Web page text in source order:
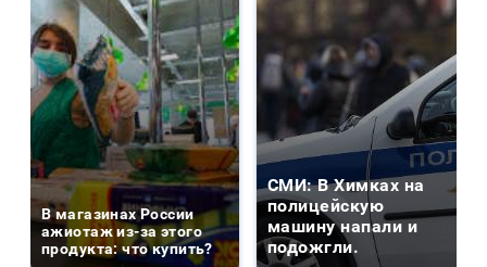
В магазинах России
ажиотаж из-за этого
продукта: что купить?
СМИ: В Химках на
полицейскую
машину напали и
подожгли.